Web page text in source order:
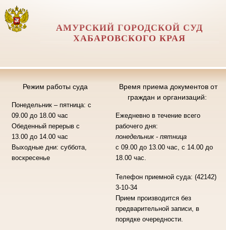
АМУРСКИЙ ГОРОДСКОЙ СУД
ХАБАРОВСКОГО КРАЯ
Режим работы суда
Понедельник – пятница: c
09.00 до 18.00 час
Обеденный перерыв с
13.00 до 14.00 час
Выходные дни: суббота,
воскресенье
Время приема документов от
граждан и организаций:
Ежедневно в течение всего
рабочего дня:
понедельник - пятница
с 09.00 до 13.00 час, с 14.00 до
18.00 час.
Телефон приемной суда: (42142)
3-10-34
Прием производится без
предварительной записи, в
порядке очередности.